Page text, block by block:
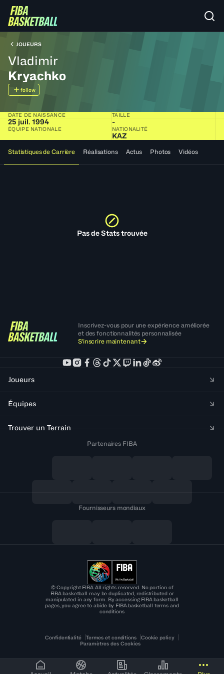
JOUEURS
Vladimir
Kryachko
follow
DATE DE NAISSANCE
25 juil. 1994
TAILLE
-
ÉQUIPE NATIONALE NATIONALITÉ
KAZ
Statistiques de Carrière Réalisations Actus Photos Vidéos
Pas de Stats trouvée
Inscrivez-vous pour une expérience améliorée
et des fonctionnalités personnalisée
S'inscrire maintenant
Joueurs
Équipes
Trouver un Terrain
Partenaires FIBA
Fournisseurs mondiaux
© Copyright FIBA All rights reserved. No portion of
FIBA.basketball may be duplicated, redistributed or
manipulated in any form. By accessing FIBA.basketball
pages, you agree to abide by FIBA.basketball terms and
conditions
Confidentialité Termes et conditions
Cookie policy
Paramètres des Cookies